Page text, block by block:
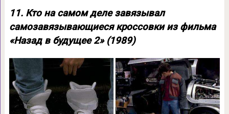
11. Кто на самом деле завязывал
самозавязывающиеся кроссовки из фильма
«Назад в будущее 2» (1989)